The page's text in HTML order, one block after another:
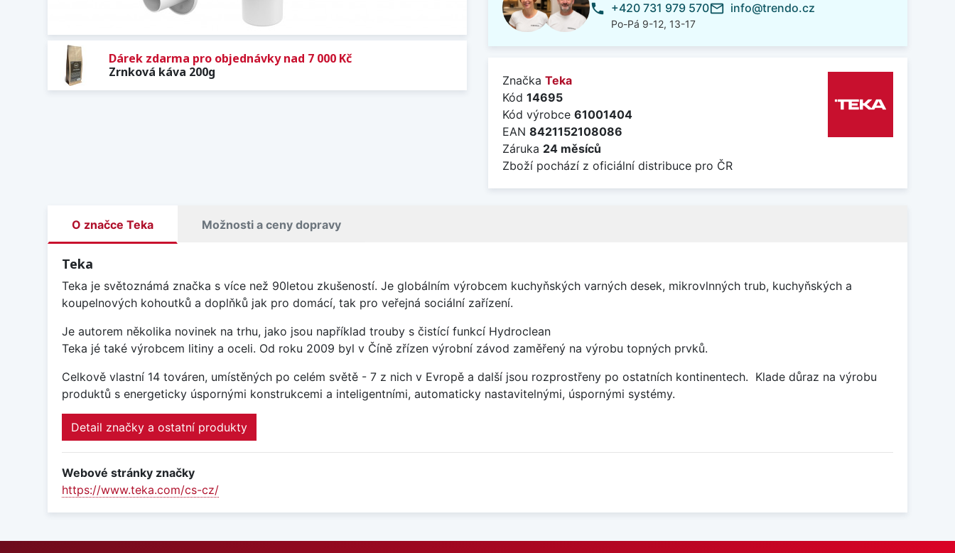
Dárek zdarma pro objednávky nad 7 000 Kč
Zrnková káva 200g
phone +420 731 979 570
Po-Pá 9-12, 13-17
mail_outline info@trendo.cz
Značka Teka
Kód 14695
Kód výrobce 61001404
EAN 8421152108086
Záruka 24 měsíců
Zboží pochází z oficiální distribuce pro ČR
O značce Teka Možnosti a ceny dopravy
Teka
Teka je světoznámá značka s více než 90letou zkušeností. Je globálním výrobcem kuchyňských varných desek, mikrovlnných trub, kuchyňských a
koupelnových kohoutků a doplňků jak pro domácí, tak pro veřejná sociální zařízení.
Je autorem několika novinek na trhu, jako jsou například trouby s čistící funkcí Hydroclean
Teka jé také výrobcem litiny a oceli. Od roku 2009 byl v Číně zřízen výrobní závod zaměřený na výrobu topných prvků.
Celkově vlastní 14 továren, umístěných po celém světě - 7 z nich v Evropě a další jsou rozprostřeny po ostatních kontinentech. Klade důraz na výrobu
produktů s energeticky úspornými konstrukcemi a inteligentními, automaticky nastavitelnými, úspornými systémy.
Detail značky a ostatní produkty
Webové stránky značky
https://www.teka.com/cs-cz/